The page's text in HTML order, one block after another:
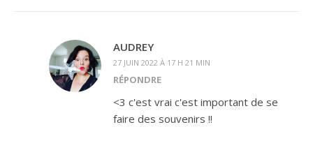
AUDREY
27 JUIN 2022 À 17 H 21 MIN
RÉPONDRE
<3 c'est vrai c'est important de se
faire des souvenirs !!